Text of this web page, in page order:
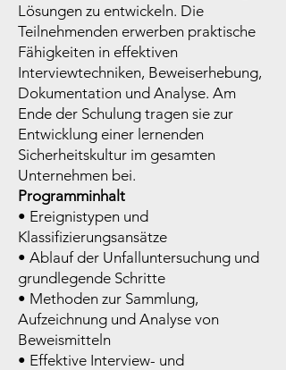
Lösungen zu entwickeln. Die
Teilnehmenden erwerben praktische
Fähigkeiten in effektiven
Interviewtechniken, Beweiserhebung,
Dokumentation und Analyse. Am
Ende der Schulung tragen sie zur
Entwicklung einer lernenden
Sicherheitskultur im gesamten
Unternehmen bei.
Programminhalt
• Ereignistypen und
Klassifizierungsansätze
• Ablauf der Unfalluntersuchung und
grundlegende Schritte
• Methoden zur Sammlung,
Aufzeichnung und Analyse von
Beweismitteln
• Effektive Interview- und